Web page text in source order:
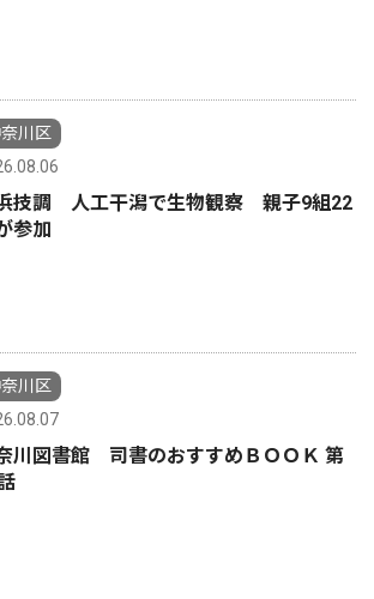
川区
技調 人工干潟で生物観察 親子9組22
参加
川区
川図書館 司書のおすすめＢＯＯＫ 第